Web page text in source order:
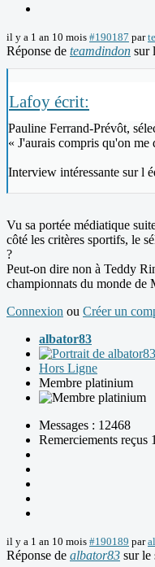
il y a 1 an 10 mois #190187 par
Réponse de teamdindon sur
Lafoy écrit:
Pauline Ferrand-Prévôt,
« J'aurais compris qu'on me
Interview intéressante sur l
Vu sa portée médiatique
côté les critères sportifs, le
?
Peut-on dire non à Teddy
championnats du monde de
Connexion ou Créer un
albator83
Hors Ligne
Membre platinium
Messages : 12468
Remerciements reçus
il y a 1 an 10 mois #190189 par
Réponse de albator83 sur le